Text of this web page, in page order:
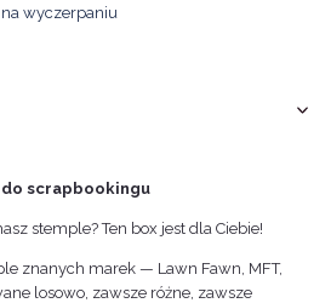
na wyczerpaniu
scrapbookingu
stemple? Ten box jest dla Ciebie!
znanych marek — Lawn Fawn, MFT,
losowo, zawsze różne, zawsze